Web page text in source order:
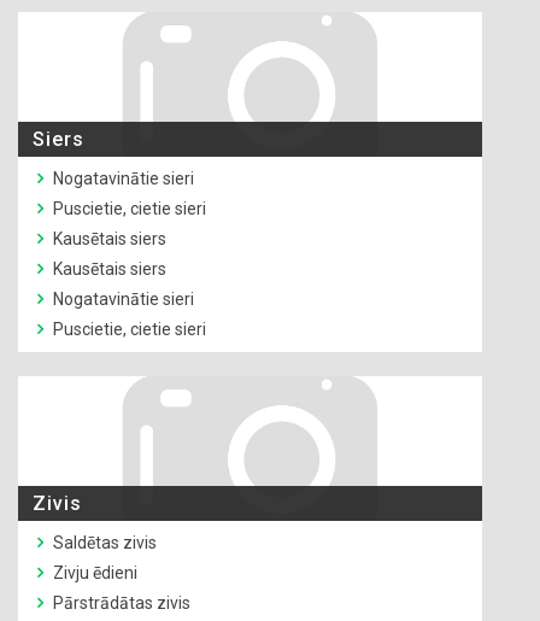
Siers
Nogatavinātie sieri
Puscietie, cietie sieri
Kausētais siers
Kausētais siers
Nogatavinātie sieri
Puscietie, cietie sieri
Zivis
Saldētas zivis
Zivju ēdieni
Pārstrādātas zivis